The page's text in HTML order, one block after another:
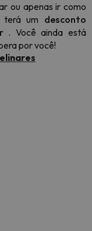
ou apenas ir como
terá um desconto
. Você ainda está
por você!